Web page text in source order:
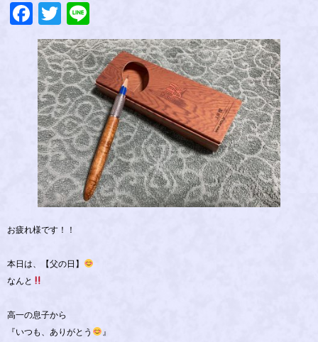
Facebook
Twitter
お疲れ様です！！
本日は、【父の日】
なんと
高一の息子から
『いつも、ありがとう
』